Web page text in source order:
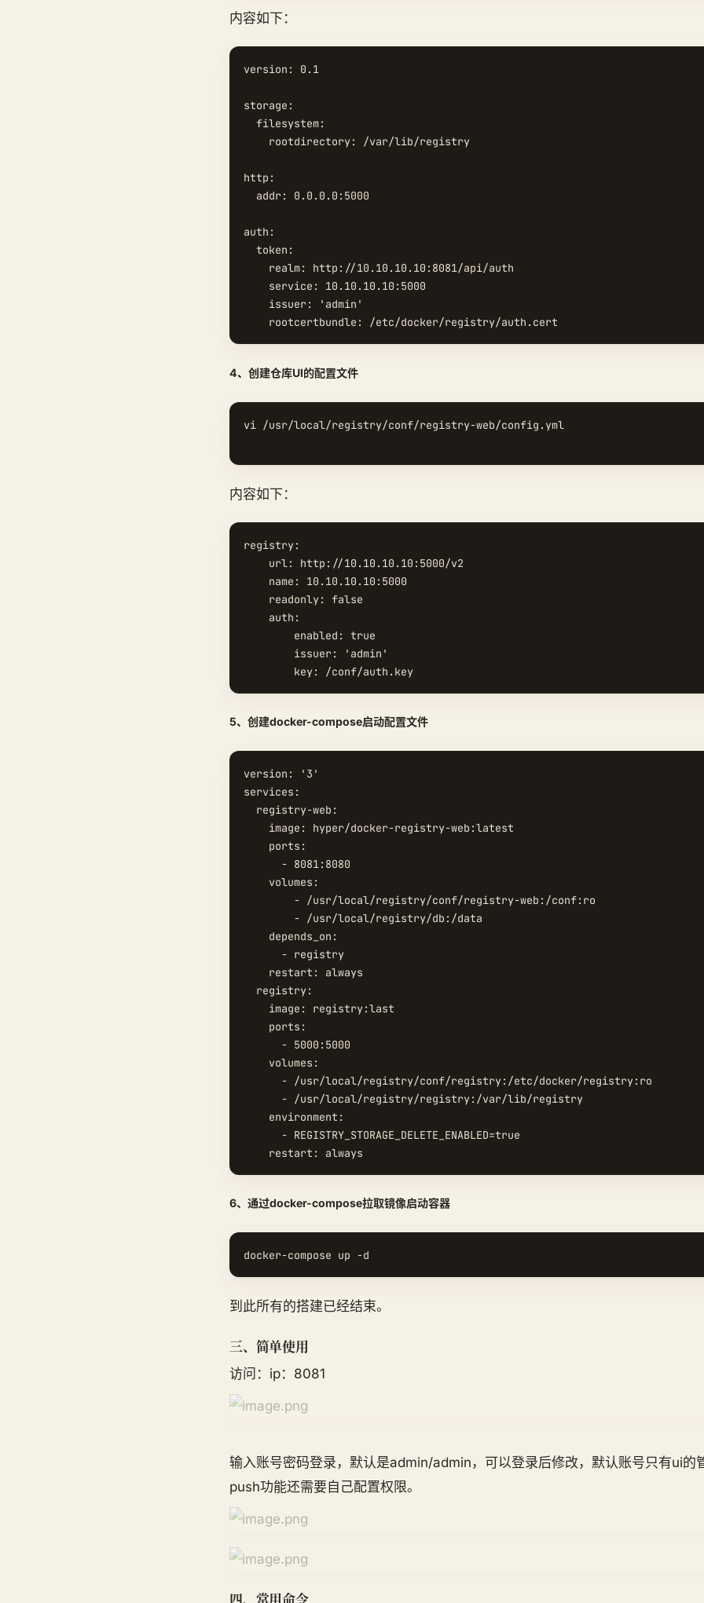
内容如下：
version: 0.1
storage:
  filesystem:
    rootdirectory: /var/lib/registry
http:
  addr: 0.0.0.0:5000
auth:
  token:
    realm: http://10.10.10.10:8081/api/auth
    service: 10.10.10.10:5000
    issuer: 'admin'
4、创建仓库UI的配置文件
vi /usr/local/registry/conf/registry-web/config.yml
内容如下：
registry:
    url: http://10.10.10.10:5000/v2
    name: 10.10.10.10:5000
    readonly: false
    auth:
        enabled: true
        issuer: 'admin'
5、创建docker-compose启动配置文件
version: '3'
services:
  registry-web:
    image: hyper/docker-registry-web:latest
    ports:
      - 8081:8080
    volumes:
        - /usr/local/registry/conf/registry-web:/conf:ro
        - /usr/local/registry/db:/data
    depends_on:
      - registry
    restart: always
  registry:
    image: registry:last
    ports:
      - 5000:5000
    volumes:
      - /usr/local/registry/conf/registry:/etc/docker/registry:ro
      - /usr/local/registry/registry:/var/lib/registry
    environment:
      - REGISTRY_STORAGE_DELETE_ENABLED=true
6、通过docker-compose拉取镜像启动容器
到此所有的搭建已经结束。
三、简单使用
访问：ip：8081
输入账号密码登录，默认是admin/admin，可以登录后修改，默认账号只有ui的
push功能还需要自己配置权限。
四、常用命令